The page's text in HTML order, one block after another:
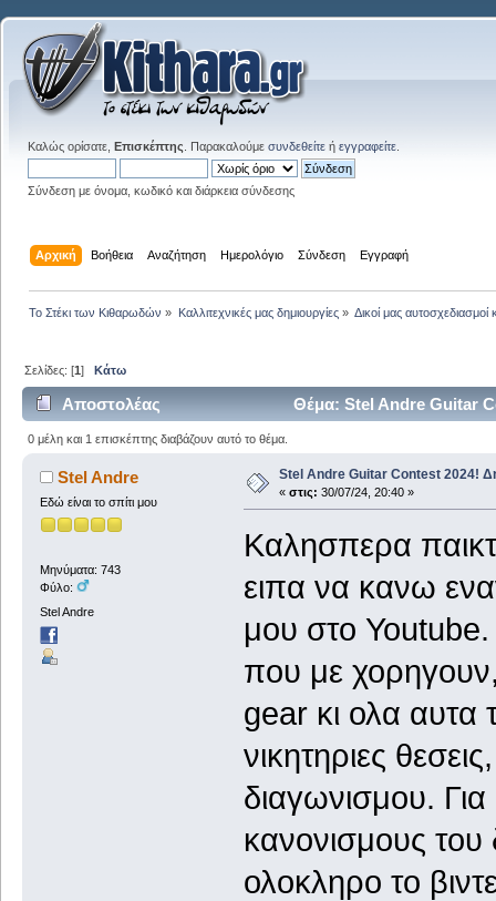
Καλώς ορίσατε, Επισκέπτης . Παρακαλούμε συνδεθείτε ή εγγραφείτε
Σύνδεση με όνομα, κωδικό και διάρκεια σύνδεσης
Αρχική Βοήθεια Αναζήτηση Ημερολόγιο Σύνδεση Εγγραφή
Το Στέκι των Κιθαρωδών » Καλλιτεχνικές μας δημιουργίες» Δικοί μας αυτοσχεδιασμοί
Σελίδες: [1]Κάτω
Αποστολέας Θέμα: Stel Andre Guitar
0 μέλη και 1 επισκέπτης διαβάζουν αυτό το θέμα.
Stel Andre
Εδώ είναι το σπίτι μου
Μηνύματα: 743
Φύλο:
Stel Andre
Stel Andre Guitar Contest 2024!
« στις: 30/07/24, 20:40 »
Καλησπερα
ειπα να κανω
μου στο Youtube.
που με
gear κι ολα αυτα
νικητηριες
διαγωνισμου.
κανονισμους
ολοκληρο το